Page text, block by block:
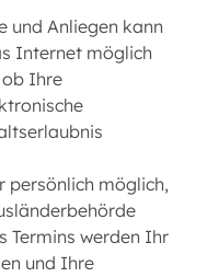
und Anliegen kann
Internet möglich
ob Ihre
persönlich möglich,
Termins werden Ihr
und Ihre